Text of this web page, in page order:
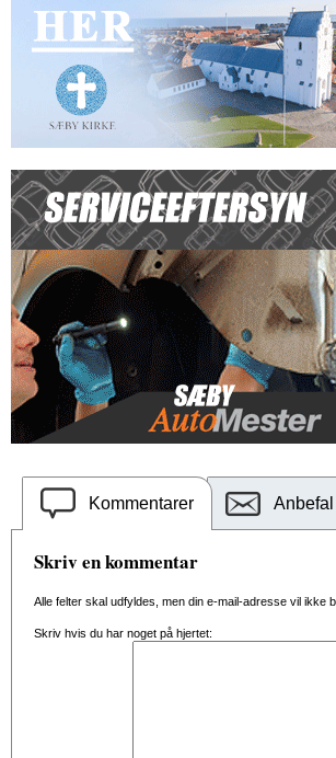
Kommentarer Anbefal
Skriv en kommentar
Alle felter skal udfyldes, men din e-mail-adresse vil ikke
Skriv hvis du har noget på hjertet: